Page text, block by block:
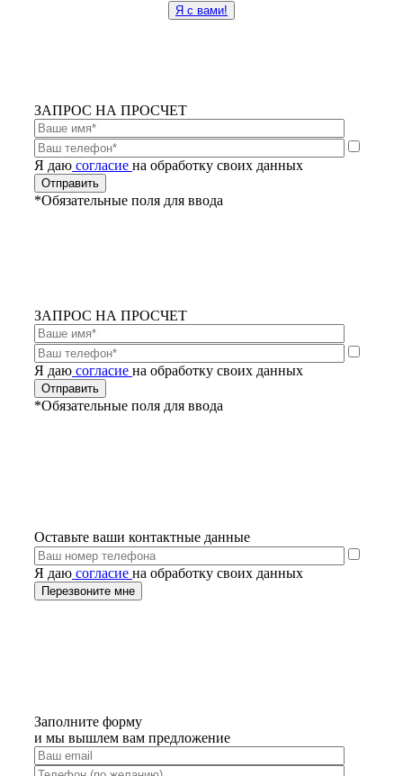
Я с вами!
ЗАПРОС НА ПРОСЧЕТ
Я даю согласие на обработку своих данных
*Обязательные поля для ввода
ЗАПРОС НА ПРОСЧЕТ
Я даю согласие на обработку своих данных
*Обязательные поля для ввода
Оставьте ваши контактные данные
Я даю согласие на обработку своих данных
Заполните форму
и мы вышлем вам предложение